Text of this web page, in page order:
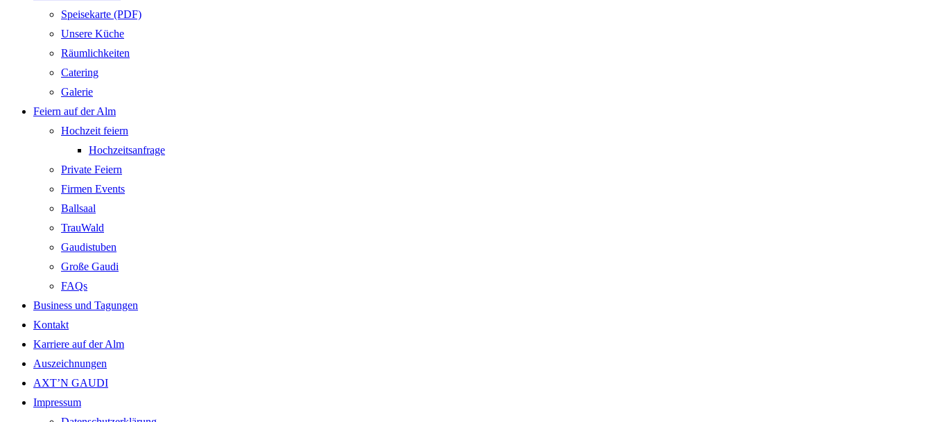
Speisekarte (PDF)
Unsere Küche
Räumlichkeiten
Catering
Galerie
Feiern auf der Alm
Hochzeit feiern
Hochzeitsanfrage
Private Feiern
Firmen Events
Ballsaal
TrauWald
Gaudistuben
Große Gaudi
FAQs
Business und Tagungen
Kontakt
Karriere auf der Alm
Auszeichnungen
AXT’N GAUDI
Impressum